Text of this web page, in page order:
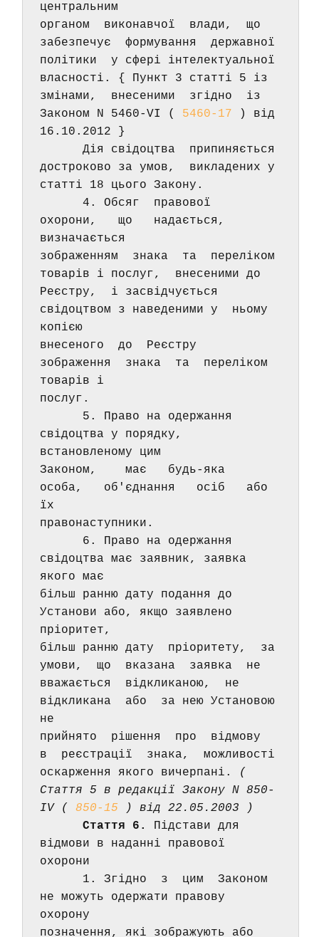
центральним
органом  виконавчої  влади,  що
політики  у сфері інтелектуальної
власності. { Пункт 3 статті 5 із
змінами,  внесеними  згідно  із
Законом N 5460-VI ( 5460-17
16.10.2012 }
статті 18 цього Закону.
охорони,   що   надається,
визначається
зображенням  знака  та  переліком
товарів і послуг,  внесеними до
Реєстру,  і засвідчується
свідоцтвом з наведеними у  ньому
копією
внесеного  до  Реєстру
зображення  знака  та  переліком
товарів і
послуг.
свідоцтва у порядку,
встановленому цим
Законом,    має   будь-яка
особа,   об'єднання   осіб   або
їх
правонаступники.
свідоцтва має заявник, заявка
якого має
більш ранню дату подання до
Установи або, якщо заявлено
пріоритет,
більш ранню дату  пріоритету,  за
умови,  що  вказана  заявка  не
вважається  відкликаною,  не
відкликана  або  за нею Установою
не
прийнято  рішення  про  відмову
оскарження якого вичерпані.
(
Стаття 5 в редакції Закону N 850-
IV ( 850-15 ) від 22.05.2003 )
Стаття 6.
Підстави для
відмови в наданні правової
охорони
не можуть одержати правову
охорону
позначення, які зображують або